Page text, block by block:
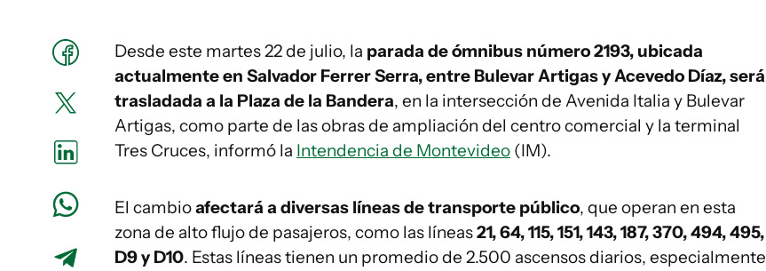
Desde este martes 22 de julio, la parada de ómnibus número 2193, ubicada
actualmente en Salvador Ferrer Serra, entre Bulevar Artigas y Acevedo Díaz, será
trasladada a la Plaza de la Bandera, en la intersección de Avenida Italia y Bulevar
Artigas, como parte de las obras de ampliación del centro comercial y la terminal
Tres Cruces, informó la Intendencia de Montevideo (IM).
El cambioafectará a diversas líneas de transporte público, que operan en esta
zona de alto flujo de pasajeros, como las líneas21, 64, 115, 151, 143, 187, 370, 494, 495,
D9 y D10. Estas líneas tienen un promedio de 2.500 ascensos diarios, especialmente